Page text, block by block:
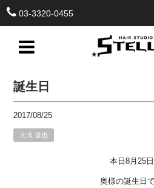
03-3320-0455
誕生日
2017/08/25
大滝 達也
本日8月25
奥様の誕生日